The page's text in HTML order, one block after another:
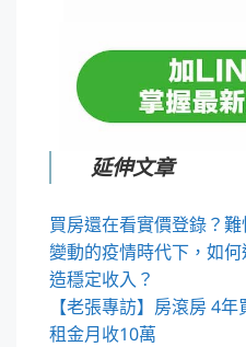
延伸文章
買房還在看實價登錄？難
變動的疫情時代下，如
造穩定收入？
【老張專訪】房滾房 4
租金月收10萬